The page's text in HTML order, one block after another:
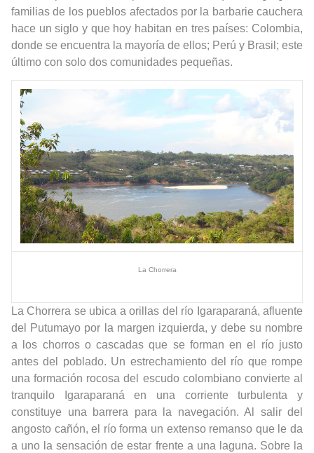
familias de los pueblos afectados por la barbarie cauchera
hace un siglo y que hoy habitan en tres países: Colombia,
donde se encuentra la mayoría de ellos; Perú y Brasil; este
último con solo dos comunidades pequeñas.
La Chorrera
La Chorrera se ubica a orillas del río Igaraparaná, afluente
del Putumayo por la margen izquierda, y debe su nombre
a los chorros o cascadas que se forman en el río justo
antes del poblado. Un estrechamiento del río que rompe
una formación rocosa del escudo colombiano convierte al
tranquilo Igaraparaná en una corriente turbulenta y
constituye una barrera para la navegación. Al salir del
angosto cañón, el río forma un extenso remanso que le da
a uno la sensación de estar frente a una laguna. Sobre la